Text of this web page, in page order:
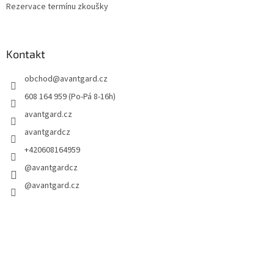
Rezervace termínu zkoušky
Kontakt
obchod@avantgard.cz
608 164 959 (Po-Pá 8-16h)
avantgard.cz
avantgardcz
+420608164959
@avantgardcz
@avantgard.cz